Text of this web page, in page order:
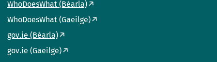
WhoDoesWhat (Béarla)
WhoDoesWhat (Gaeilge)
gov.ie (Béarla)
gov.ie (Gaeilge)